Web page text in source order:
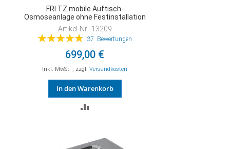
FRI.TZ mobile Auftisch-
Osmoseanlage ohne Festinstallation
Artikel-Nr.: 13209
Bewertung:
37 Bewertungen
699,00 €
Inkl. MwSt. , zzgl. Versandkosten
In den Warenkorb
HINZUFÜGEN